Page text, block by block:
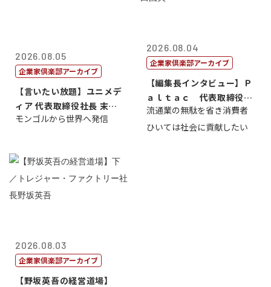
2026.08.05
企業家倶楽部アーカイブ
【言いたい放題】ユニメデ
ィア 代表取締役社長 末田
真
モンゴルから世界へ発信
2026.08.04
企業家倶楽部アーカイブ
【編集長インタビュー】Ｐ
ａｌｔａｃ 代表取締役会
長三木田國夫
流通業の無駄を省き消費者
ひいては社会に貢献したい
2026.08.03
企業家倶楽部アーカイブ
【野坂英吾の経営道場】